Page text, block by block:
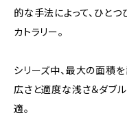
的な手法によって、ひとつ
カトラリー。
シリーズ中、最大の面積
広さと適度な浅さ＆ダブ
適。